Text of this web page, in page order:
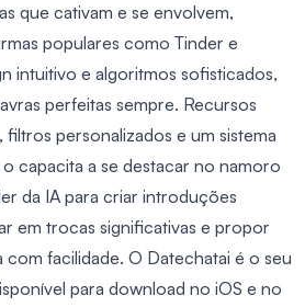
que cativam e se envolvem,
populares como Tinder e
intuitivo e algoritmos sofisticados,
perfeitas sempre. Recursos
personalizados e um sistema
capacita a se destacar no namoro
da IA ​​para criar introduções
em trocas significativas e propor
com facilidade. O Datechatai é o seu
para download no iOS e no